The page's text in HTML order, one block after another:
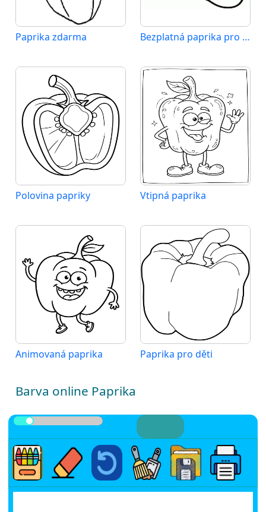
Paprika zdarma Bezplatná paprika pro děti
Polovina papriky Vtipná paprika
Animovaná paprika Paprika pro děti
Barva online Paprika